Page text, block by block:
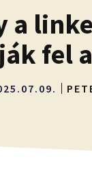
a
fel